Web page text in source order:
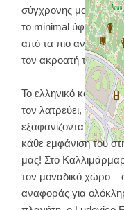
σύγχρονης μουσικής,
το minimal ύφος του
από τα πιο
τον ακροατή του
Το ελληνικό κοινό
τον λατρεύει, με τα
εξαφανίζονται
κάθε εμφάνισή του
μας! Στο
τον μοναδικό χώρο –
αναφοράς για